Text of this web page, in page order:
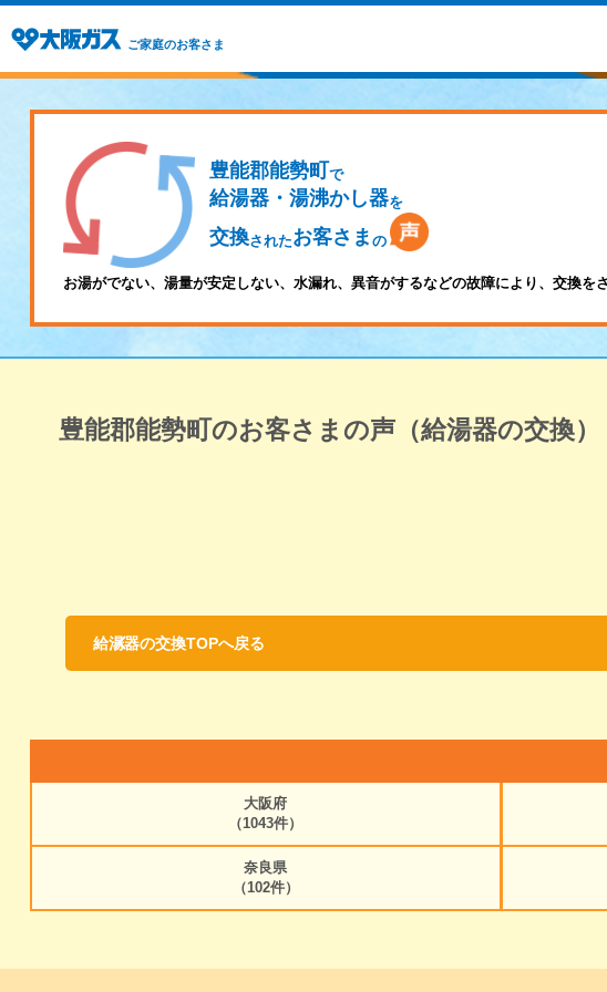
ご家庭のお客さま
豊能郡能勢町で
給湯器・湯沸かし器を
交換されたお客さま の
お湯がでない、湯量が安定しない、水漏れ、異音がするなどの故障により、交換を
豊能郡能勢町のお客さまの声（給湯器の交換）
給湯器の交換TOPへ戻る
大阪府
（1043件）
奈良県
（102件）